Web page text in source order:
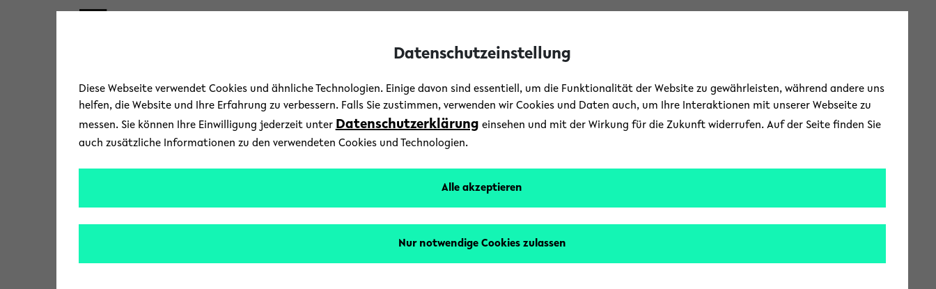
Skip to main content
« Zurück zur Übersicht
Campus
Europäische Regionen jenseits der Metropolen rücken
zusammen
9. Juni 2020
Datenschutzeinstellung
Diese Webseite verwendet Cookies und ähnliche Technologien. Einige davon sind essentiell, um die Funktionalität der Website zu gewährleisten, während andere uns
helfen, die Website und Ihre Erfahrung zu verbessern. Falls Sie zustimmen, verwenden wir Cookies und Daten auch, um Ihre Interaktionen mit unserer Webseite zu
messen. Sie können Ihre Einwilligung jederzeit unter Datenschutzerklärung einsehen und mit der Wirkung für die Zukunft widerrufen. Auf der Seite finden Sie
auch zusätzliche Informationen zu den verwendeten Cookies und Technologien.
Alle akzeptieren
Nur notwendige Cookies zulassen